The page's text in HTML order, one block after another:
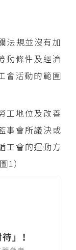
法規並沒有加
動條件及經濟
會活動的範圍
工地位及改善
事會所議決或
工會的運動方
1）